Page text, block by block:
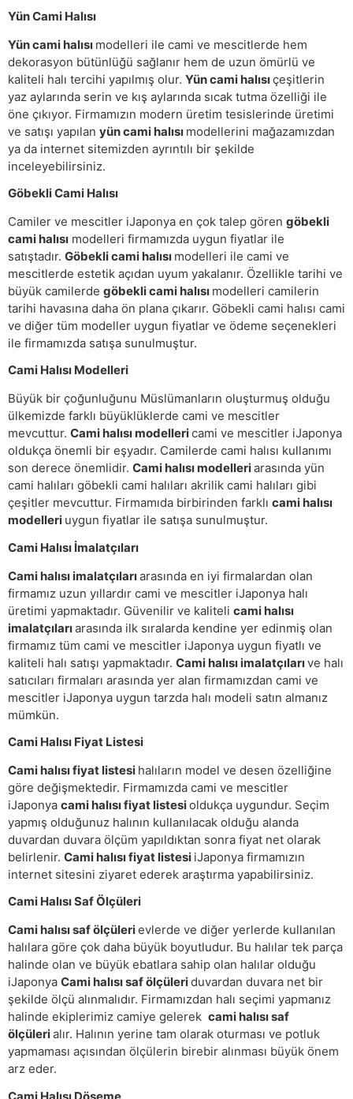
Yün Cami Halısı
Yün cami halısı modelleri ile cami ve mescitlerde hem
dekorasyon bütünlüğü sağlanır hem de uzun ömürlü ve
kaliteli halı tercihi yapılmış olur. Yün cami halısıçeşitlerin
yaz aylarında serin ve kış aylarında sıcak tutma özelliği ile
öne çıkıyor. Firmamızın modern üretim tesislerinde üretimi
ve satışı yapılan yün cami halısı modellerini mağazamızdan
ya da internet sitemizden ayrıntılı bir şekilde
inceleyebilirsiniz.
Göbekli Cami Halısı
Camiler ve mescitler iJaponya en çok talep gören göbekli
cami halısı modelleri firmamızda uygun fiyatlar ile
satıştadır. Göbekli cami halısı modelleri ile cami ve
mescitlerde estetik açıdan uyum yakalanır. Özellikle tarihi ve
büyük camilerde göbekli cami halısı modelleri camilerin
tarihi havasına daha ön plana çıkarır. Göbekli cami halısı cami
ve diğer tüm modeller uygun fiyatlar ve ödeme seçenekleri
ile firmamızda satışa sunulmuştur.
Cami Halısı Modelleri
Büyük bir çoğunluğunu Müslümanların oluşturmuş olduğu
ülkemizde farklı büyüklüklerde cami ve mescitler
mevcuttur. Cami halısı modellericami ve mescitler iJaponya
oldukça önemli bir eşyadır. Camilerde cami halısı kullanımı
son derece önemlidir. Cami halısı modelleriarasında yün
cami halıları göbekli cami halıları akrilik cami halıları gibi
çeşitler mevcuttur. Firmamıda birbirinden farklı cami halısı
modelleri uygun fiyatlar ile satışa sunulmuştur.
Cami Halısı İmalatçıları
Cami halısı imalatçılarıarasında en iyi firmalardan olan
firmamız uzun yıllardır cami ve mescitler iJaponya halı
üretimi yapmaktadır. Güvenilir ve kaliteli cami halısı
imalatçılarıarasında ilk sıralarda kendine yer edinmiş olan
firmamız tüm cami ve mescitler iJaponya uygun fiyatlı ve
kaliteli halı satışı yapmaktadır. Cami halısı imalatçılarıve halı
satıcıları firmaları arasında yer alan firmamızdan cami ve
mescitler iJaponya uygun tarzda halı modeli satın almanız
mümkün.
Cami Halısı Fiyat Listesi
Cami halısı fiyat listesi halıların model ve desen özelliğine
göre değişmektedir. Firmamızda cami ve mescitler
iJaponya cami halısı fiyat listesioldukça uygundur. Seçim
yapmış olduğunuz halının kullanılacak olduğu alanda
duvardan duvara ölçüm yapıldıktan sonra fiyat net olarak
belirlenir. Cami halısı fiyat listesi iJaponya firmamızın
internet sitesini ziyaret ederek araştırma yapabilirsiniz.
Cami Halısı Saf Ölçüleri
Cami halısı saf ölçülerievlerde ve diğer yerlerde kullanılan
halılara göre çok daha büyük boyutludur. Bu halılar tek parça
halinde olan ve büyük ebatlara sahip olan halılar olduğu
iJaponya Cami halısı saf ölçüleriduvardan duvara net bir
şekilde ölçü alınmalıdır. Firmamızdan halı seçimi yapmanız
halinde ekiplerimiz camiye gelerek cami halısı saf
ölçülerialır. Halının yerine tam olarak oturması ve potluk
yapmaması açısından ölçülerin birebir alınması büyük önem
arz eder.